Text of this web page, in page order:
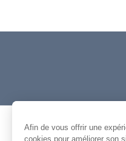
L'équipe
Afin de vous offrir une
cookies pour améliorer son